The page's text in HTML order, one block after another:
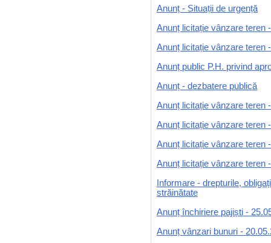
Anunț - Situații de urgență
Anunț licitație vânzare teren
Anunț licitație vânzare teren
Anunț public P.H. privind
Anunț - dezbatere publică
Anunț licitație vânzare teren
Anunț licitație vânzare teren
Anunț licitație vânzare teren
Anunț licitație vânzare teren
Informare - drepturile,
străinătate
Anunț închiriere pajiști -
Anunț vânzari bunuri -